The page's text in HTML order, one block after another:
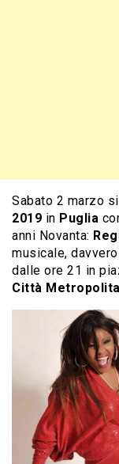
Sabato 2 marzo
2019 in Puglia
anni Novanta:
musicale,
dalle ore 21 in
Città